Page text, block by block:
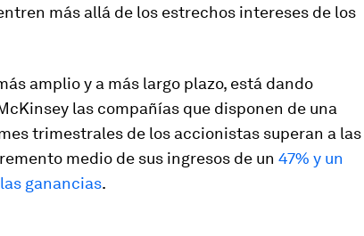
más allá de los estrechos intereses de los
amplio y a más largo plazo, está dando
las compañías que disponen de una
trimestrales de los accionistas superan a las
medio de sus ingresos de un 47% y un
ganancias.